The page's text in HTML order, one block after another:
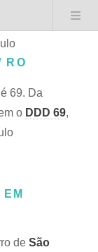
RO
é 69. Da
o DDD 69,
de São